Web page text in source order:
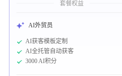
套餐权益
AI外贸员
AI获客模板定制
AI全托管自动获客
3000 AI积分